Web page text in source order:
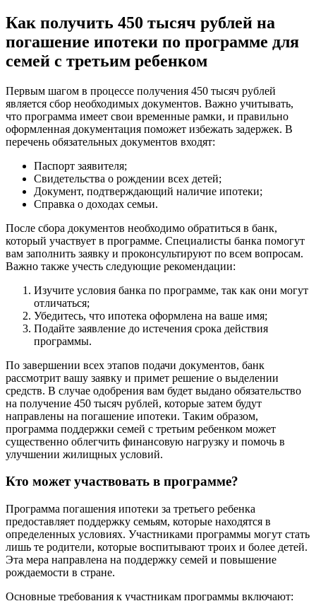
Как получить 450 тысяч рублей на
погашение ипотеки по программе для
семей с третьим ребенком
Первым шагом в процессе получения 450 тысяч рублей
является сбор необходимых документов. Важно учитывать,
что программа имеет свои временные рамки, и правильно
оформленная документация поможет избежать задержек. В
перечень обязательных документов входят:
Паспорт заявителя;
Свидетельства о рождении всех детей;
Документ, подтверждающий наличие ипотеки;
Справка о доходах семьи.
После сбора документов необходимо обратиться в банк,
который участвует в программе. Специалисты банка помогут
вам заполнить заявку и проконсультируют по всем вопросам.
Важно также учесть следующие рекомендации:
Изучите условия банка по программе, так как они могут
отличаться;
Убедитесь, что ипотека оформлена на ваше имя;
Подайте заявление до истечения срока действия
программы.
По завершении всех этапов подачи документов, банк
рассмотрит вашу заявку и примет решение о выделении
средств. В случае одобрения вам будет выдано обязательство
на получение 450 тысяч рублей, которые затем будут
направлены на погашение ипотеки. Таким образом,
программа поддержки семей с третьим ребенком может
существенно облегчить финансовую нагрузку и помочь в
улучшении жилищных условий.
Кто может участвовать в программе?
Программа погашения ипотеки за третьего ребенка
предоставляет поддержку семьям, которые находятся в
определенных условиях. Участниками программы могут стать
лишь те родители, которые воспитывают троих и более детей.
Эта мера направлена на поддержку семей и повышение
рождаемости в стране.
Основные требования к участникам программы включают: